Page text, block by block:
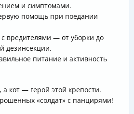
и симптомами.
помощь при поедании
с вредителями — от уборки до
дезинсекции.
питание и активность
кот — герой этой крепости.
«солдат» с панцирями!